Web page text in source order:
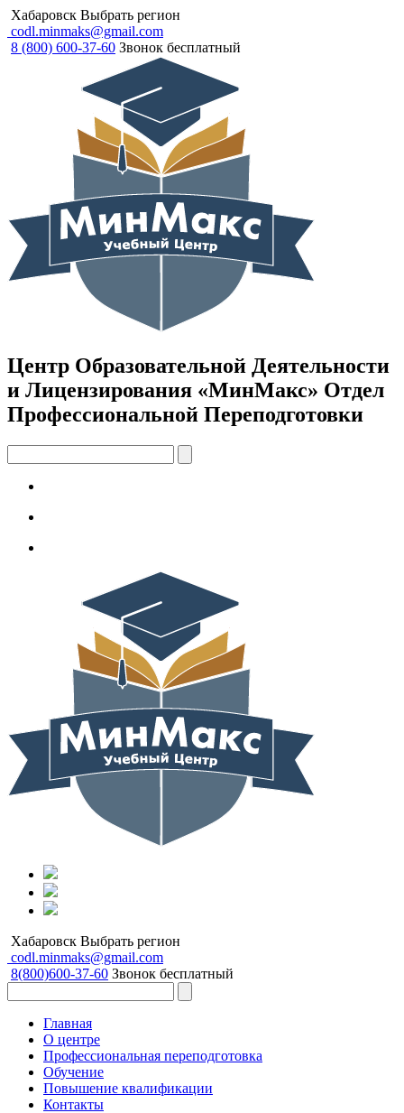
Хабаровск Выбрать регион
codl.minmaks@gmail.com
8 (800) 600-37-60 Звонок бесплатный
Центр Образовательной Деятельности
и Лицензирования «МинМакс» Отдел
Профессиональной Переподготовки
Хабаровск Выбрать регион
codl.minmaks@gmail.com
8(800)600-37-60 Звонок бесплатный
Главная
О центре
Профессиональная переподготовка
Обучение
Повышение квалификации
Контакты